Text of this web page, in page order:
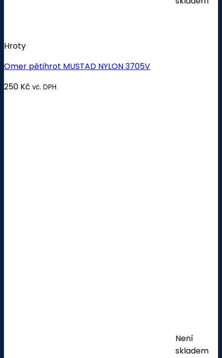
Hroty
Omer pětihrot MUSTAD NYLON 3705V
250 Kč vč. DPH
Není
skladem